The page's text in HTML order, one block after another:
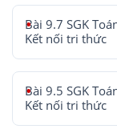
Bài 9.7 SGK
Kết nối tri thức
Bài 9.5 SGK
Kết nối tri thức